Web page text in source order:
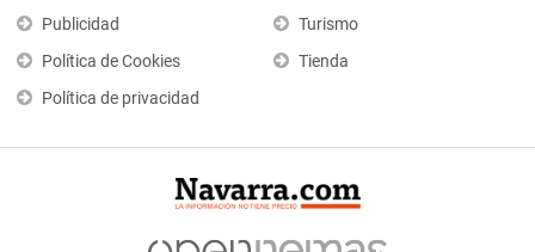
Publicidad
Política de Cookies
Política de privacidad
Turismo
Tienda